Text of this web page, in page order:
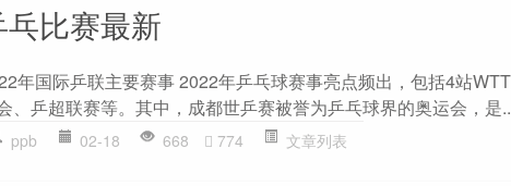
乓比赛最新
年国际乒联主要赛事 2022年乒乓球赛事亮点频出，包括4站
、乒超联赛等。其中，成都世乒赛被誉为乒乓球界的奥运会，是
ppb 02-18 668 774 文章列表